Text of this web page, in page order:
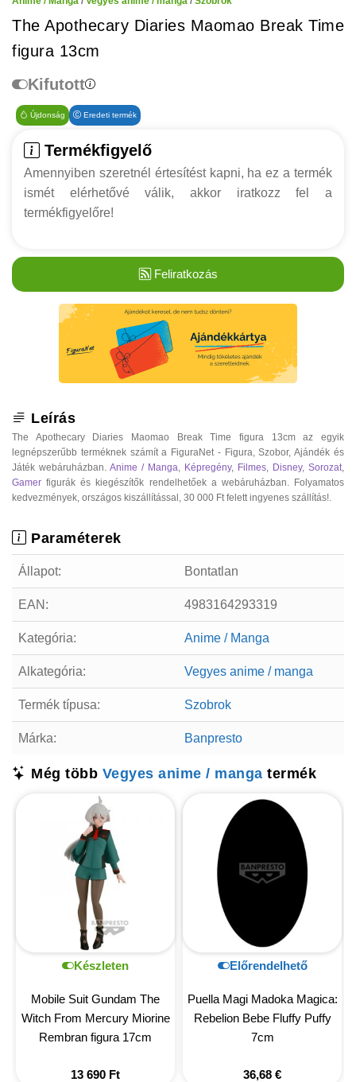
The Apothecary Diaries Maomao Break Time
figura 13cm
Kifutott
Újdonság Eredeti termék
Termékfigyelő
Amennyiben szeretnél értesítést kapni, ha ez a termék
ismét elérhetővé válik, akkor iratkozz fel a
termékfigyelőre!
Feliratkozás
Leírás
The Apothecary Diaries Maomao Break Time figura 13cm az egyik
legnépszerűbb terméknek számít a FiguraNet - Figura, Szobor, Ajándék és
Játék webáruházban. Anime / Manga Képregény, Filmes Disney, Sorozat
Gamer figurák és kiegészítők rendelhetőek a webáruházban. Folyamatos
kedvezmények, országos kiszállítással, 30 000 Ft felett ingyenes szállítás!.
Paraméterek
Állapot: Bontatlan
EAN: 4983164293319
Kategória: Anime / Manga
Alkategória: Vegyes anime / manga
Termék típusa: Szobrok
Márka: Banpresto
Még több Vegyes anime / manga termék
Készleten
Mobile Suit Gundam The
Witch From Mercury Miorine
Rembran figura 17cm
13 690 Ft
Előrendelhető
Puella Magi Madoka Magica:
Rebelion Bebe Fluffy Puffy
7cm
36,68 €